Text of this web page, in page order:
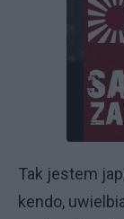
Tak jestem
kendo,